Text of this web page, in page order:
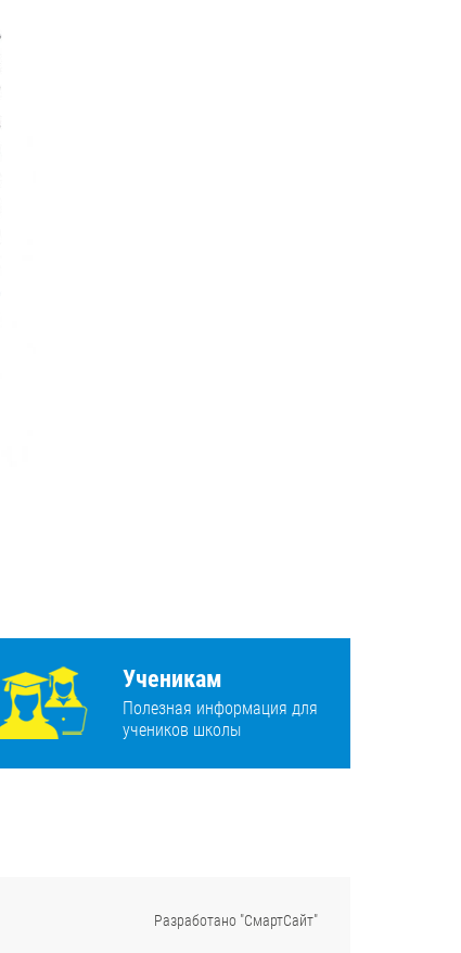
Ученикам
Полезная информация для
учеников школы
Разработано "СмартСайт"